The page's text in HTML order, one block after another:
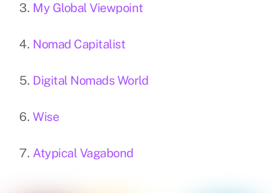
My Global Viewpoint
Nomad Capitalist
Digital Nomads World
Wise
Atypical Vagabond